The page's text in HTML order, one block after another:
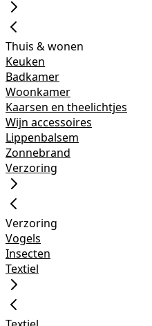
Thuis & wonen
Keuken
Badkamer
Woonkamer
Kaarsen en theelichtjes
Wijn accessoires
Lippenbalsem
Zonnebrand
Verzoring
Verzoring
Vogels
Insecten
Textiel